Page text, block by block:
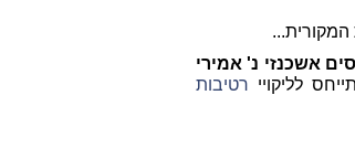
אשכנזי נ' אמירי
לליקויי רטיבות